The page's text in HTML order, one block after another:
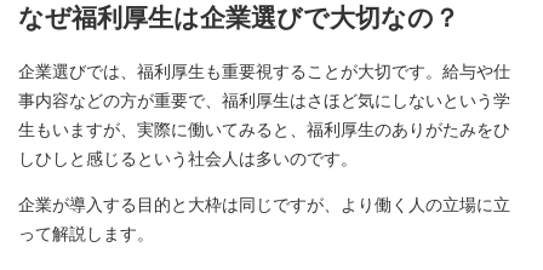
なぜ福利厚生は企業選びで大切なの？
企業選びでは、福利厚生も重要視することが大切です。給与や仕
事内容などの方が重要で、福利厚生はさほど気にしないという学
生もいますが、実際に働いてみると、福利厚生のありがたみをひ
しひしと感じるという社会人は多いのです。
企業が導入する目的と大枠は同じですが、より働く人の立場に立
って解説します。